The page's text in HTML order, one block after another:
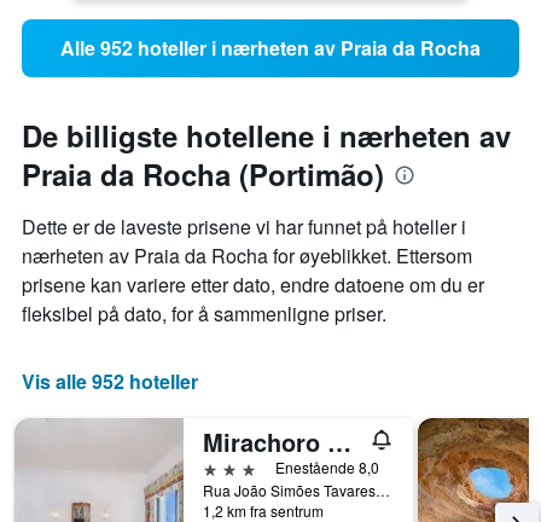
Alle 952 hoteller i nærheten av Praia da Rocha
De billigste hotellene i nærheten av
Praia da Rocha (Portimão)
Dette er de laveste prisene vi har funnet på hoteller i
nærheten av Praia da Rocha for øyeblikket. Ettersom
prisene kan variere etter dato, endre datoene om du er
fleksibel på dato, for å sammenligne priser.
Vis alle 952 hoteller
Mirachoro Portimao
3 stjernerEnestående 8,0
Rua João Simões Tavares Lote 58, Portimão, Faro, Portugal
1,2 km fra sentrum